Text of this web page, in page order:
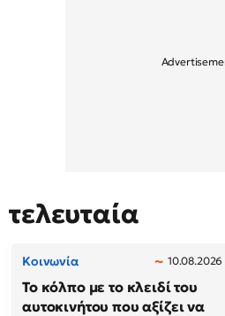
τελευταία
Κοινωνία
Το κόλπο με το κλειδί του
αυτοκινήτου που αξίζει να